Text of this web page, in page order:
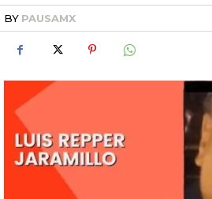
BY PAUSAMX